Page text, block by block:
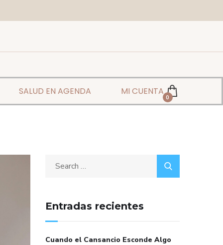
SALUD EN AGENDA MI CUENTA
0
Entradas recientes
Cuando el Cansancio Esconde Algo